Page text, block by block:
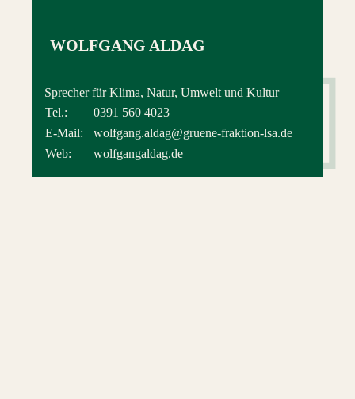
WOLFGANG ALDAG
Sprecher für Klima, Natur, Umwelt und Kultur
Tel.:
0391 560 4023
E-Mail:
wolfgang.aldag@gruene-fraktion-lsa.de
Web:
wolfgangaldag.de